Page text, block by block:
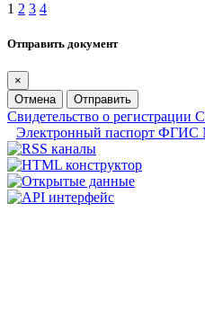
1 2 3 4
Отправить документ
×
Отмена
Отправить
Свидетельство о
Электронный паспорт